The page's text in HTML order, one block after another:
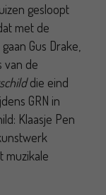
gesloopt
met de
Gus Drake,
van de
die eind
GRN in
Klaasje Pen
muzikale